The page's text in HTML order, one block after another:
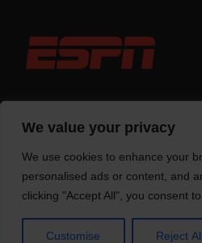
We value your privacy
We use cookies to enhance your
personalised ads or content, and
clicking "Accept All", you consent
Customise Reject All
Trotse bouwer